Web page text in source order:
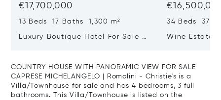
€17,700,000
13 Beds 17 Baths 1,300 m²
Luxury Boutique Hotel For Sale In
34 Beds 37
Wine Estate
COUNTRY HOUSE WITH PANORAMIC VIEW FOR SALE
CAPRESE MICHELANGELO | Romolini - Christie's is a
Villa/Townhouse for sale and has 4 bedrooms, 3 full
bathrooms. This Villa/Townhouse is listed on the